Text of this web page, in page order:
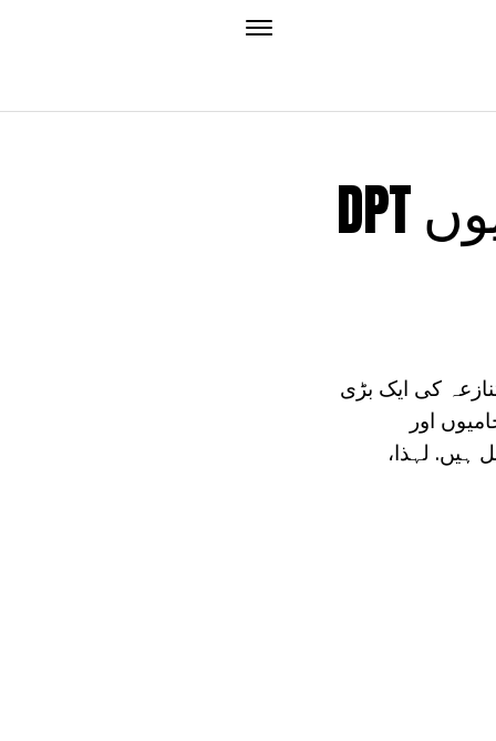
DPT کی ویکسینیشن: ممکنہ پیچیدگیوں
کی ایک بڑی
اور
ہیں. لہذا،